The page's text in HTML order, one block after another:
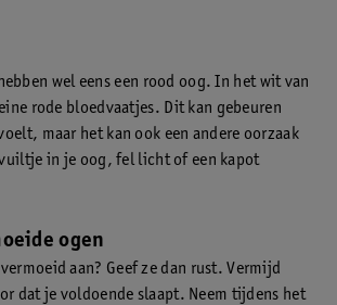
wel eens een rood oog. In het wit van
rode bloedvaatjes. Dit kan gebeuren
maar het kan ook een andere oorzaak
in je oog, fel licht of een kapot
ogen
aan? Geef ze dan rust. Vermijd
dat je voldoende slaapt. Neem tijdens het